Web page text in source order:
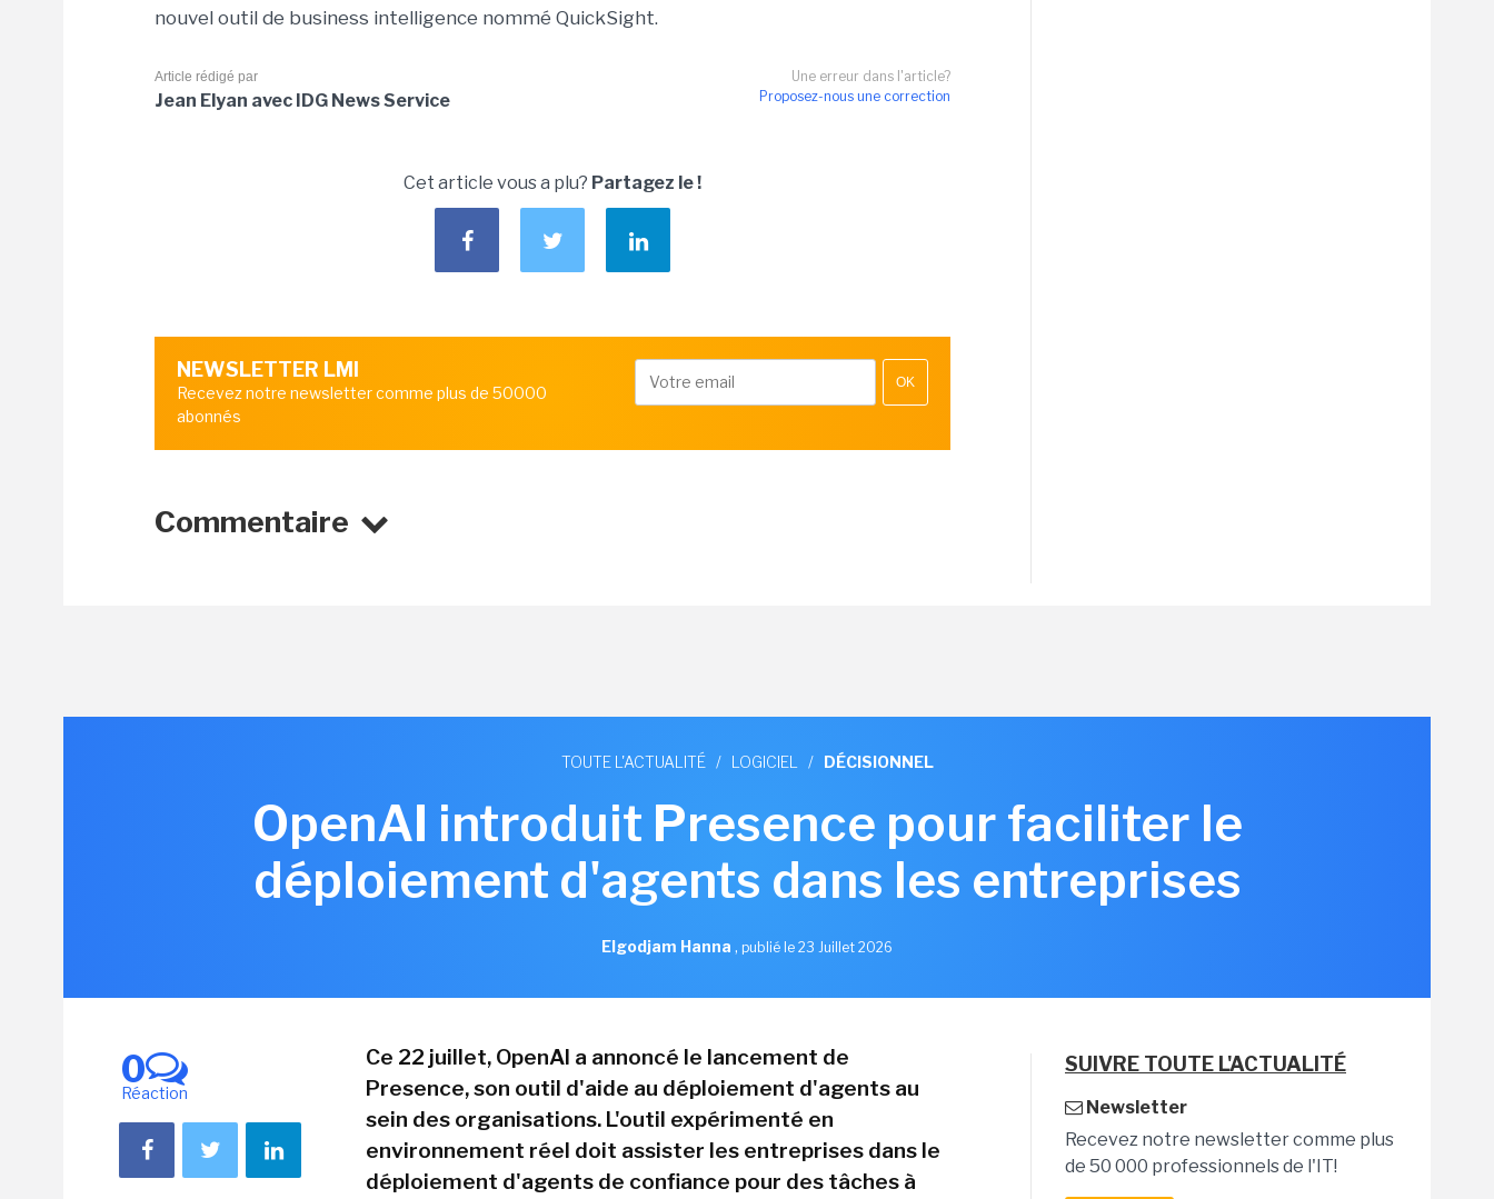
nouvel outil de business intelligence nommé QuickSight.
Une erreur dans l'article?
Proposez-nous une correction
Article rédigé par
Jean Elyan avec IDG News Service
Cet article vous a plu? Partagez le !
NEWSLETTER LMI
Recevez notre newsletter comme plus de 50000
abonnés
OK
Commentaire
TOUTE L'ACTUALITÉ / LOGICIEL / DÉCISIONNEL
OpenAI introduit Presence pour faciliter le
déploiement d'agents dans les entreprises
Elgodjam Hanna , publié le 23 Juillet 2026
0
Réaction
Ce 22 juillet, OpenAI a annoncé le lancement de
Presence, son outil d'aide au déploiement d'agents au
sein des organisations. L'outil expérimenté en
environnement réel doit assister les entreprises dans le
déploiement d'agents de confiance pour des tâches à
SUIVRE TOUTE L'ACTUALITÉ
Newsletter
Recevez notre newsletter comme plus
de 50 000 professionnels de l'IT!